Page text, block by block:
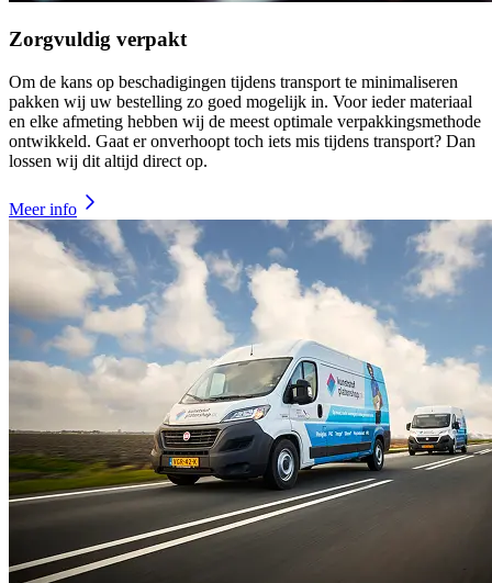
Zorgvuldig verpakt
Om de kans op beschadigingen tijdens transport te minimaliseren
pakken wij uw bestelling zo goed mogelijk in. Voor ieder materiaal
en elke afmeting hebben wij de meest optimale verpakkingsmethode
ontwikkeld. Gaat er onverhoopt toch iets mis tijdens transport? Dan
lossen wij dit altijd direct op.
Meer info